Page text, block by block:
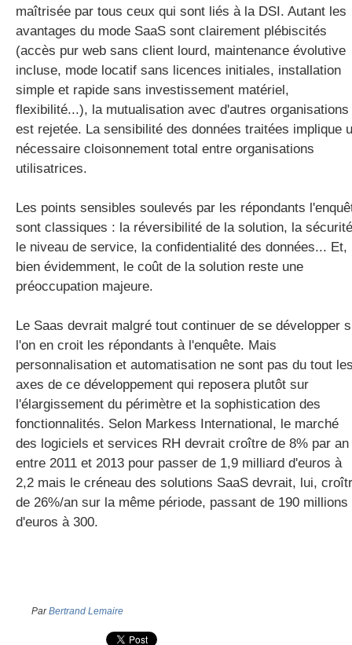
maîtrisée par tous ceux qui sont liés à la DSI. Autant les
avantages du mode SaaS sont clairement plébiscités
(accès pur web sans client lourd, maintenance évolutive
incluse, mode locatif sans licences initiales, installation
simple et rapide sans investissement matériel,
flexibilité...), la mutualisation avec d'autres organisations
est rejetée. La sensibilité des données traitées implique
nécessaire cloisonnement total entre organisations
utilisatrices.
Les points sensibles soulevés par les répondants
sont classiques : la réversibilité de la solution, la
le niveau de service, la confidentialité des données... Et,
bien évidemment, le coût de la solution reste une
préoccupation majeure.
Le Saas devrait malgré tout continuer de se développer
l'on en croit les répondants à l'enquête. Mais
personnalisation et automatisation ne sont pas du tout
axes de ce développement qui reposera plutôt sur
l'élargissement du périmètre et la sophistication des
fonctionnalités. Selon Markess International, le marché
des logiciels et services RH devrait croître de 8% par an
entre 2011 et 2013 pour passer de 1,9 milliard d'euros à
2,2 mais le créneau des solutions SaaS devrait, lui,
de 26%/an sur la même période, passant de 190 millions
d'euros à 300.
ParBertrand Lemaire